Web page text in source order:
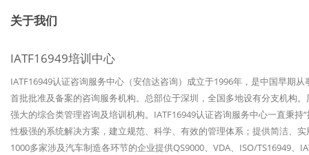
关于我们
IATF16949培训中心
IATF16949认证咨询服务中心（安信达咨询）成立于1996年，是中国早期
首批批准及备案的咨询服务机构。总部位于深圳，全国多地设有分支机构
强大的综合类管理咨询及培训机构。IATF16949认证咨询服务中心一直秉
性极强的系统解决方案，建立规范、科学、有效的管理体系；提供简洁、
1000多家涉及汽车制造各环节的企业提供QS9000、VDA、ISO/TS16949